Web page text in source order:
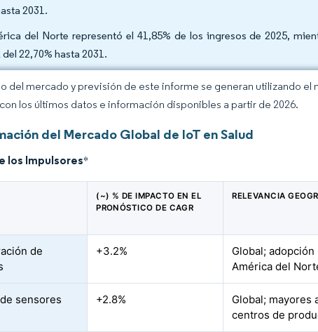
2031.
del Norte representó el 41,85% de los ingresos de 2025,
22,70% hasta 2031.
del mercado y previsión de este informe se generan utilizando
los últimos datos e información disponibles a partir de 2026.
del Mercado Global de IoT en Salud
los Impulsores*
(~) % DE IMPACTO EN EL
PRONÓSTICO DE CAGR
RELEVANCIA
de
+3.2%
Global;
América del
sensores
+2.8%
Global; mayores
centros de